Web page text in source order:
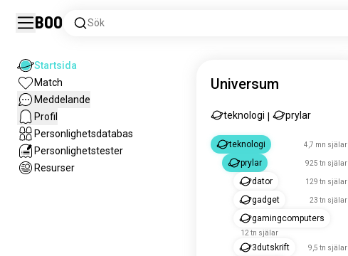
Boo Sök
Startsida
Match
Meddelande
Profil
Personlighetsdatabas
Personlighetstester
Resurser
Universum
teknologi prylar
teknologi 4,7 mn själar
prylar 925 tn själar
dator 129 tn själar
gadget 23 tn själar
gamingcomputers
12 tn själar
3dutskrift 9,5 tn själar